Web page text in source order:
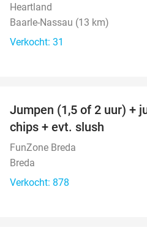
Heartland
Baarle-Nassau (13 km)
Verkocht: 31
Jumpen (1,5 of 2 uur) +
chips + evt. slush
FunZone Breda
Breda
Verkocht: 878